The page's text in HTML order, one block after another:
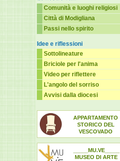
Comunità e luoghi religiosi
Città di Modigliana
Passi nello spirito
Idee e riflessioni
Sottolineature
Briciole per l'anima
Video per riflettere
L'angolo del sorriso
Avvisi dalla diocesi
APPARTAMENTO
STORICO DEL
VESCOVADO
_____MU.VE_____
MUSEO DI ARTE